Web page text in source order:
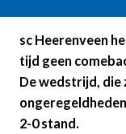
sc Heerenveen
tijd geen
De wedstrijd, die
2-0 stand.